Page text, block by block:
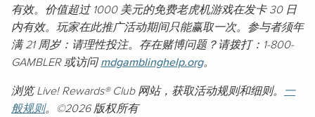
有效。价值超过 1000 美元的免费老虎机游戏在发卡 30 日
内有效。玩家在此推广活动期间只能赢取一次。参与者须年
满 21 周岁：请理性投注。存在赌博问题？请拨打：1-800-
GAMBLER 或访问mdgamblinghelp.org。
浏览 Live! Rewards® Club 网站，获取活动规则和细则。 一
般规则。©2026 版权所有